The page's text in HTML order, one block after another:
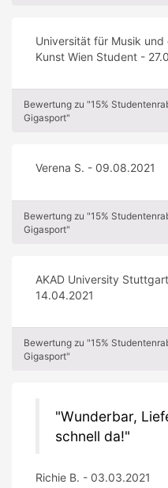
Universität für Musik und
Kunst Wien Student -
Bewertung zu "15%
Gigasport"
Verena S. - 09.08.2021
Bewertung zu "15%
Gigasport"
AKAD University
14.04.2021
Bewertung zu "15%
Gigasport"
Wunderbar,
schnell da!
Richie B. - 03.03.2021